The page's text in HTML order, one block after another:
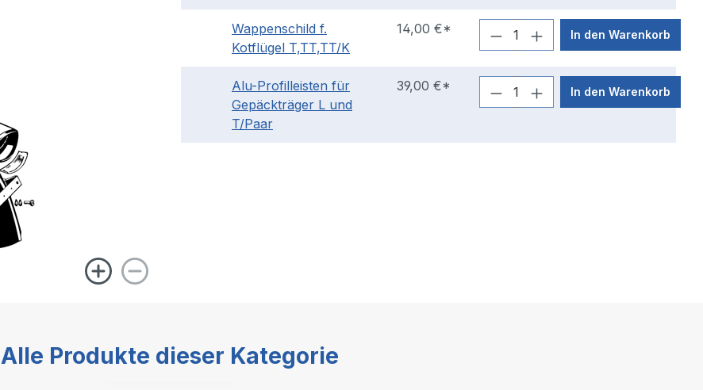
Wappenschild f.
Kotflügel T,TT,TT/K
14,00 €* In den Warenkorb
Alu-Profilleisten für
Gepäckträger L und
T/Paar
39,00 €* In den Warenkorb
Alle Produkte dieser Kategorie